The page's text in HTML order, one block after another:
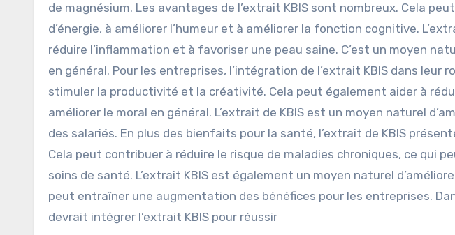
de magnésium. Les avantages de l’extrait KBIS sont nombreux. Cela
d’énergie, à améliorer l’humeur et à améliorer la fonction cognitive.
réduire l’inflammation et à favoriser une peau saine. C’est un moyen
en général. Pour les entreprises, l’intégration de l’extrait KBIS dans
stimuler la productivité et la créativité. Cela peut également aider à
améliorer le moral en général. L’extrait de KBIS est un moyen naturel
des salariés. En plus des bienfaits pour la santé, l’extrait de KBIS
Cela peut contribuer à réduire le risque de maladies chroniques, ce qui
soins de santé. L’extrait KBIS est également un moyen naturel
peut entraîner une augmentation des bénéfices pour les entreprises.
devrait intégrer l’extrait KBIS pour réussir